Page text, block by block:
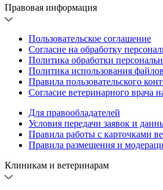
Правовая информация
Пользовательское соглашение
Согласие на обработку
Политика обработки
Политика использования
Правила пользовательского
Согласие ветеринарного врача
Для правообладателей
Условия передачи заявок и
Правила работы с карточками
Правила размещения и
Клиникам и ветеринарам